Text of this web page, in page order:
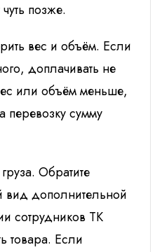
позже.
вес и объём. Если
доплачивать не
или объём меньше,
перевозку сумму
Обратите
дополнительной
сотрудников ТК
товара. Если